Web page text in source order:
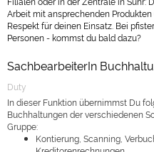
Arbeit mit ansprechenden
Respekt für deinen Einsatz. Bei
Personen - kommst du bald dazu?
SachbearbeiterIn
Duty
In dieser Funktion übernimmst Du
Buchhaltungen der verschiedenen
Gruppe:
Kontierung, Scanning,